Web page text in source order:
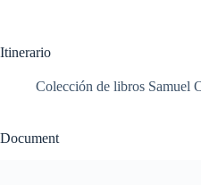
Itinerario
Colección de libros Samuel
Document